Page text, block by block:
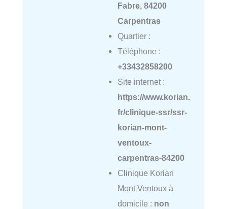
Fabre, 84200
Carpentras
Quartier :
Téléphone :
+33432858200
Site internet :
https://www.korian.
fr/clinique-ssr/ssr-
korian-mont-
ventoux-
carpentras-84200
Clinique Korian
Mont Ventoux à
domicile : non